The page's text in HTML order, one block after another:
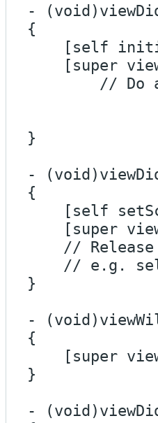
-
{
[self
[super
}
-
{
[self
[super
//
// e.g.
}
-
{
[super
}
-